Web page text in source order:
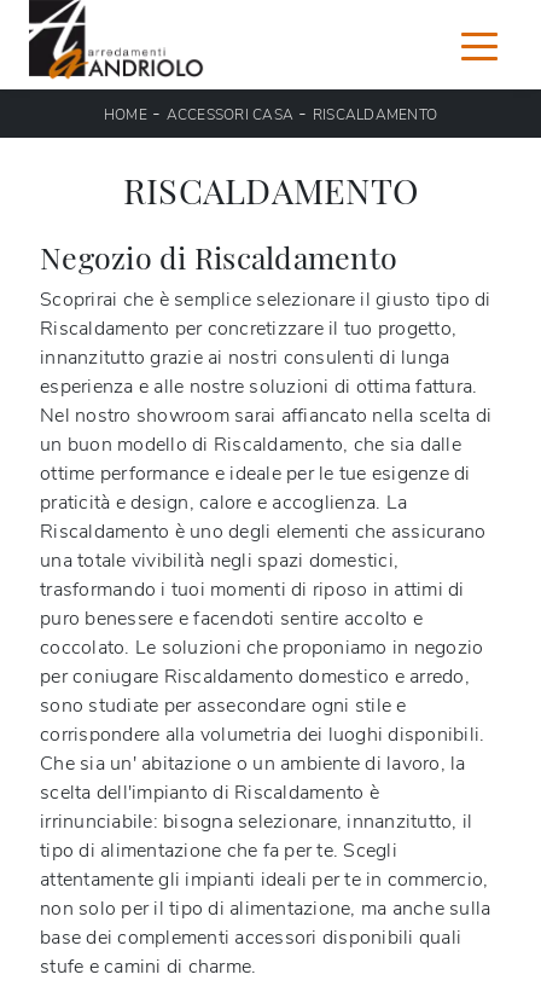
HOME- ACCESSORI CASA - RISCALDAMENTO
RISCALDAMENTO
Negozio di Riscaldamento
Scoprirai che è semplice selezionare il giusto tipo di
Riscaldamento per concretizzare il tuo progetto,
innanzitutto grazie ai nostri consulenti di lunga
esperienza e alle nostre soluzioni di ottima fattura.
Nel nostro showroom sarai affiancato nella scelta di
un buon modello di Riscaldamento, che sia dalle
ottime performance e ideale per le tue esigenze di
praticità e design, calore e accoglienza. La
Riscaldamento è uno degli elementi che assicurano
una totale vivibilità negli spazi domestici,
trasformando i tuoi momenti di riposo in attimi di
puro benessere e facendoti sentire accolto e
coccolato. Le soluzioni che proponiamo in negozio
per coniugare Riscaldamento domestico e arredo,
sono studiate per assecondare ogni stile e
corrispondere alla volumetria dei luoghi disponibili.
Che sia un' abitazione o un ambiente di lavoro, la
scelta dell'impianto di Riscaldamento è
irrinunciabile: bisogna selezionare, innanzitutto, il
tipo di alimentazione che fa per te. Scegli
attentamente gli impianti ideali per te in commercio,
non solo per il tipo di alimentazione, ma anche sulla
base dei complementi accessori disponibili quali
stufe e camini di charme.